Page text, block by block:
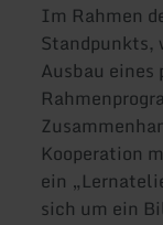
Im Rahmen
Standpunkts,
Ausbau eines
Kooperation
ein
sich um ein